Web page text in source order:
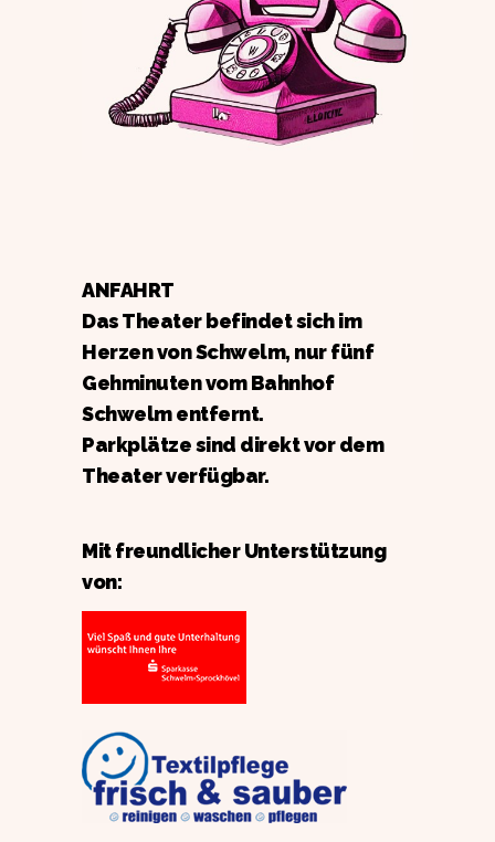
ANFAHRT
Das Theater befindet sich im
Herzen von Schwelm, nur fünf
Gehminuten vom Bahnhof
Schwelm entfernt.
Parkplätze sind direkt vor dem
Theater verfügbar.
Mit freundlicher Unterstützung
von: